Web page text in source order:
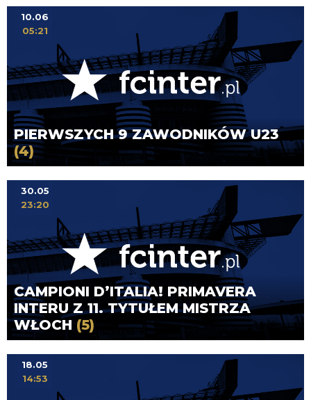
PIERWSZYCH 9 ZAWODNIKÓW U23
(4)
10.06
05:21
CAMPIONI D’ITALIA! PRIMAVERA
INTERU Z 11. TYTUŁEM MISTRZA
WŁOCH (5)
30.05
23:20
18.05
14:53